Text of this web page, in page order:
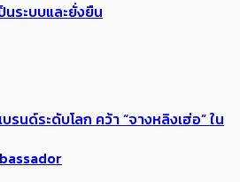
ระบบและยั่งยืน
นด์ระดับโลก คว้า “จางหลิงเฮ่อ” ใน